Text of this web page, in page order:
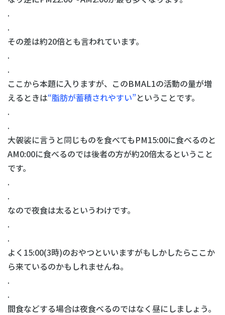
.
.
その差は約20倍とも言われています。
.
.
ここから本題に入りますが、このBMAL1の活動の量が増
えるときは“脂肪が蓄積されやすい”ということです。
.
.
大袈裟に言うと同じものを食べてもPM15:00に食べるのと
AM0:00に食べるのでは後者の方が約20倍太るということ
です。
.
.
なので夜食は太るというわけです。
.
.
よく15:00(3時)のおやつといいますがもしかしたらここか
ら来ているのかもしれませんね。
.
.
間食などする場合は夜食べるのではなく昼にしましょう。